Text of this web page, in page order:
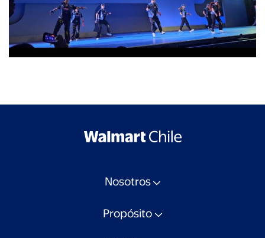
Nosotros
Propósito